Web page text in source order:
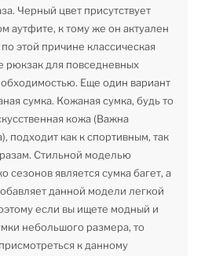
Черный цвет присутствует
аутфите, к тому же он актуален
этой причине классическая
рюкзак для повседневных
Еще один вариант
сумка. Кожаная сумка, будь то
кожа (Важна
подходит как к спортивным, так
Стильной моделью
сезонов является сумка багет, а
данной модели легкой
если вы ищете модный и
небольшого размера, то
к данному